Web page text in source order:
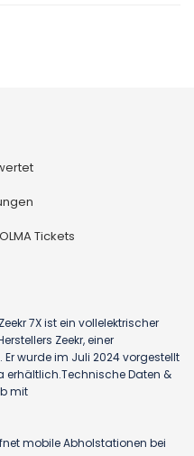
Tickets
7X ist ein vollelektrischer
Zeekr, einer
wurde im Juli 2024 vorgestellt
erhältlich.Technische Daten &
mit
mobile Abholstationen bei